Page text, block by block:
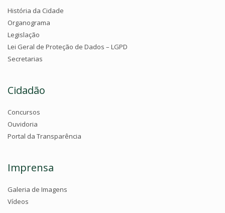
História da Cidade
Organograma
Legislação
Lei Geral de Proteção de Dados – LGPD
Secretarias
Cidadão
Concursos
Ouvidoria
Portal da Transparência
Imprensa
Galeria de Imagens
Vídeos